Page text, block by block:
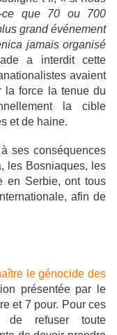
ce que 70 ou 700
grand événement
jamais organisé
a interdit cette
avaient
la force la tenue du
la cible
et de haine.
ses conséquences
les Bosniaques, les
en Serbie, ont tous
afin de
le génocide des
présentée par le
et 7 pour. Pour ces
de refuser toute